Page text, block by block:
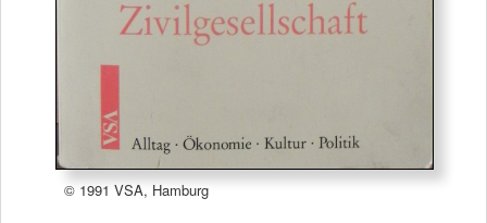
© 1991 VSA, Hamburg